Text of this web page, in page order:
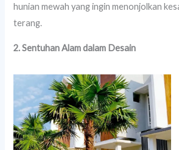
hunian mewah yang ingin menonjolkan
terang.
2. Sentuhan Alam dalam Desain